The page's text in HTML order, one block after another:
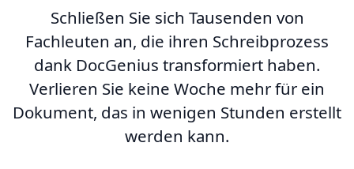
Schließen Sie sich Tausenden von
Fachleuten an, die ihren Schreibprozess
dank DocGenius transformiert haben.
Verlieren Sie keine Woche mehr für ein
Dokument, das in wenigen Stunden erstellt
werden kann.